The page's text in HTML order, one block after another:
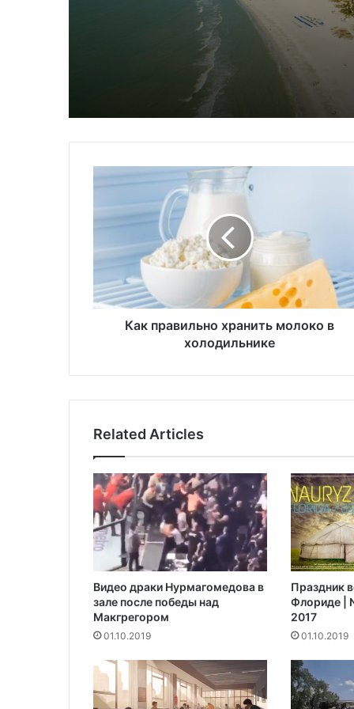
К
и
л
х
и
т
ь
м
о
л
о
в
х
о
л
д
и
л
Как правильно хранить молоко в
холодильнике
Related Articles
Видео драки Нурмагомедова в
зале после победы над
Макгрегором‍
01.10.2019
Праздник
Флориде |
2017
01.10.2019